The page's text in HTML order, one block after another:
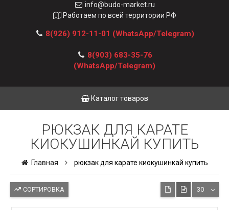
info@budo-market.ru
Работаем по всей территории РФ
8(926) 912-11-01 (WhatsApp/Telegram)
8(903) 683-35-76
(WhatsApp/Telegram)
Каталог товаров
РЮКЗАК ДЛЯ КАРАТЕ
КИОКУШИНКАЙ КУПИТЬ
Главная рюкзак для карате киокушинкай купить
СОРТИРОВКА 30